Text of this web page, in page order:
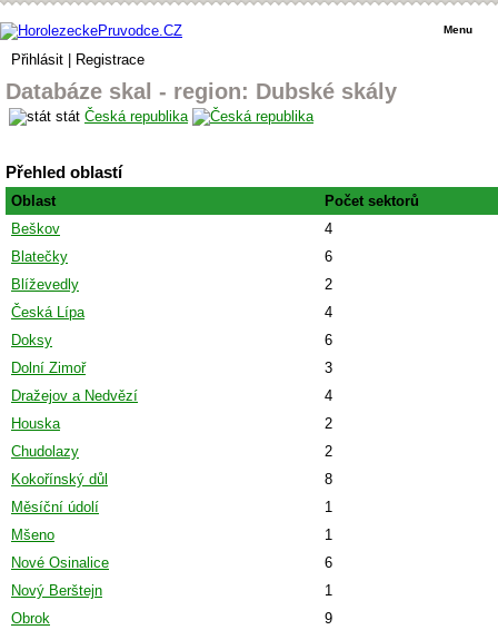
Přihlásit Registrace
Menu
Databáze skal - region: Dubské skály
stát Česká republika
Přehled oblastí
Oblast
Počet sektorů
Beškov
4
Blatečky
6
Blíževedly
2
Česká Lípa
4
Doksy
6
Dolní Zimoř
3
Dražejov a Nedvězí
4
Houska
2
Chudolazy
2
Kokořínský důl
8
Měsíční údolí
1
Mšeno
1
Nové Osinalice
6
Nový Berštejn
1
Obrok
9